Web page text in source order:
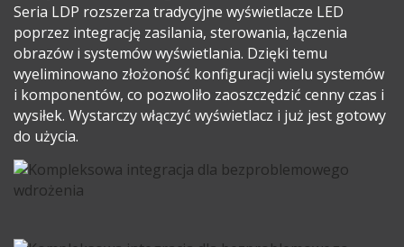
Seria LDP rozszerza tradycyjne wyświetlacze LED
poprzez integrację zasilania, sterowania, łączenia
obrazów i systemów wyświetlania. Dzięki temu
wyeliminowano złożoność konfiguracji wielu systemów
i komponentów, co pozwoliło zaoszczędzić cenny czas i
wysiłek. Wystarczy włączyć wyświetlacz i już jest gotowy
do użycia.